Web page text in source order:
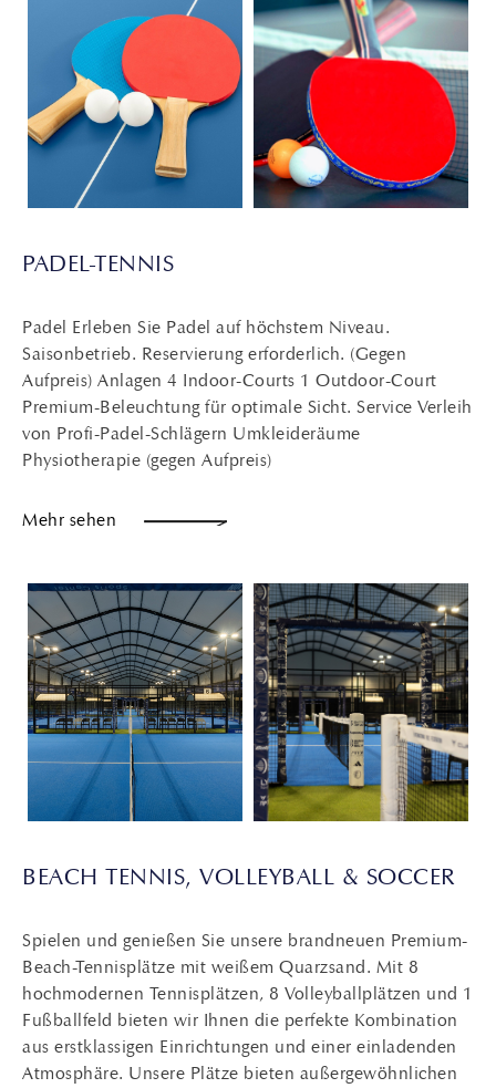
PADEL-TENNIS
Padel Erleben Sie Padel auf höchstem Niveau.
Saisonbetrieb. Reservierung erforderlich. (Gegen
Aufpreis) Anlagen 4 Indoor-Courts 1 Outdoor-Court
Premium-Beleuchtung für optimale Sicht. Service Verleih
von Profi-Padel-Schlägern Umkleideräume
Physiotherapie (gegen Aufpreis)
Mehr sehen
BEACH TENNIS, VOLLEYBALL & SOCCER
Spielen und genießen Sie unsere brandneuen Premium-
Beach-Tennisplätze mit weißem Quarzsand. Mit 8
hochmodernen Tennisplätzen, 8 Volleyballplätzen und 1
Fußballfeld bieten wir Ihnen die perfekte Kombination
aus erstklassigen Einrichtungen und einer einladenden
Atmosphäre. Unsere Plätze bieten außergewöhnlichen